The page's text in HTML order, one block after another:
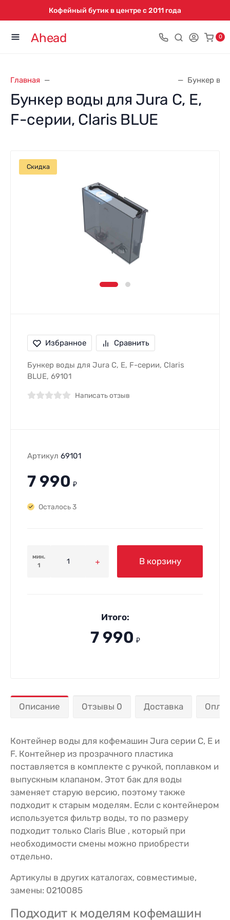
Кофейный бутик в центре с 2011 года
Ahead 0
Главная Бункер
Бункер воды для Jura C, E,
F-серии, Claris BLUE
Скидка
Избранное Сравнить
Бункер воды для Jura C, E, F-серии, Claris
BLUE, 69101
Написать отзыв
Артикул 69101
7 990 ₽
Осталось 3
мин.
1
В корзину
Итого:
7 990 ₽
Описание Отзывы 0 Доставка
Контейнер воды для кофемашин Jura серии C, E и
F. Контейнер из прозрачного пластика
поставляется в комплекте с ручкой, поплавком и
выпускным клапаном. Этот бак для воды
заменяет старую версию, поэтому также
подходит к старым моделям. Если с контейнером
используется фильтр воды, то по размеру
подходит только Claris Blue , который при
необходимости смены можно приобрести
отдельно.
Артикулы в других каталогах, совместимые,
замены: 0210085
Подходит к моделям кофемашин